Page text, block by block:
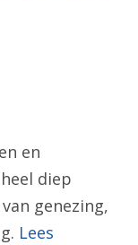
en
diep
genezing,
Lees